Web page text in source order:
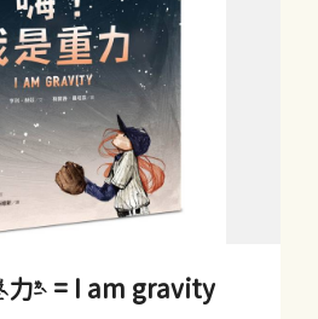
= I am gravity